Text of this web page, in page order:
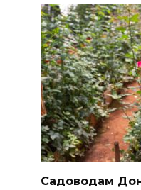
Садоводам